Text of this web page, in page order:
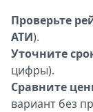
Проверьте
АТИ).
Уточните
цифры).
Сравните
вариант без